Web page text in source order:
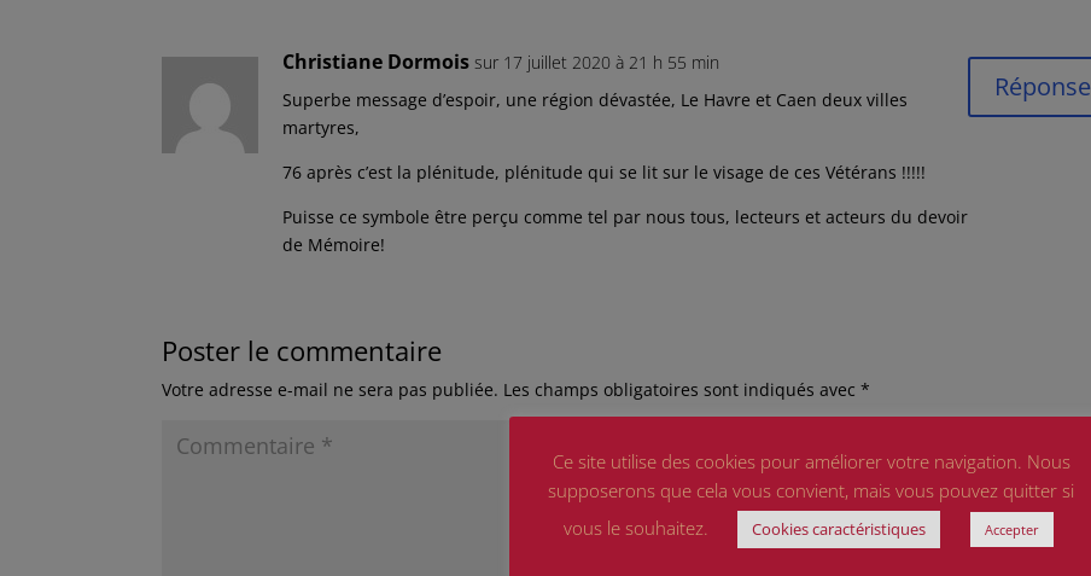
Christiane Dormois sur 17 juillet 2020 à 21 h 55 min
Superbe message d’espoir, une région dévastée, Le Havre et Caen deux villes
martyres,
76 après c’est la plénitude, plénitude qui se lit sur le visage de ces Vétérans !!!!!
Puisse ce symbole être perçu comme tel par nous tous, lecteurs et acteurs du devoir
de Mémoire!
Réponse
Poster le commentaire
Votre adresse e-mail ne sera pas publiée. Les champs obligatoires sont indiqués avec*
Ce site utilise des cookies pour améliorer votre navigation. Nous
supposerons que cela vous convient, mais vous pouvez quitter si
vous le souhaitez.
Cookies caractéristiques Accepter